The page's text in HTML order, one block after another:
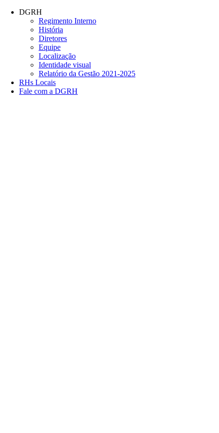
Conteúdo principal
DGRH
Regimento Interno
História
Diretores
Equipe
Localização
Identidade visual
Relatório da Gestão 2021-2025
RHs Locais
Fale com a DGRH